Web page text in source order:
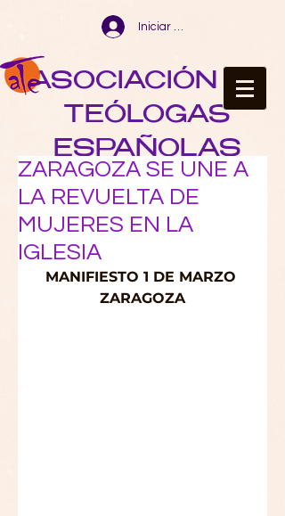
Iniciar sesión
ASOCIACIÓN DE
TEÓLOGAS
ESPAÑOLAS
ZARAGOZA SE UNE A
LA REVUELTA DE
MUJERES EN LA
IGLESIA
MANIFIESTO 1 DE MARZO
ZARAGOZA